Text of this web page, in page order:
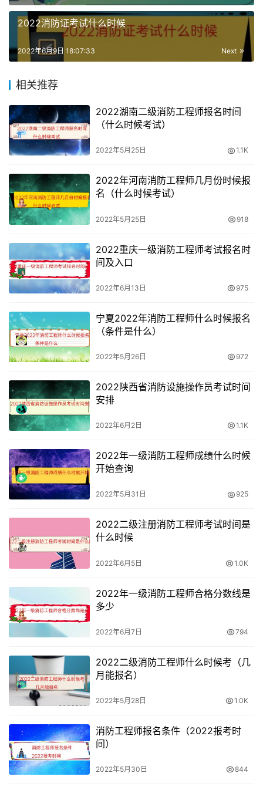
才能够进行施工，因此目前对于手上有注册消防工程师的人
员而言，无疑不仅能是在专业技术上有非常不错的表现，而
且在公司待遇以及岗位的级别上也是更不错的。
据公安部有关较新资讯显示，在未来的三到五年的时间里
业人员与市场需求相差比较远，前景也是不错的。
二级消防工程师可以从事的工作有除100米（含）以上公共
灾高危单位消防安全评估；除250米（含）以上高层公共建
筑、大型的危险化学品单位外的消防安全管理。
2022消防证考试什么时候
Next
2022年6月9日 18:07:33
相关推荐
2022湖南二级消防工程师报名时间
（什么时候考试）
2022年5月25日 1.1K
2022年河南消防工程师几月份时候报
名（什么时候考试）
2022年5月25日 918
2022重庆一级消防工程师考试报名时
间及入口
2022年6月13日 975
宁夏2022年消防工程师什么时候报名
（条件是什么）
2022年5月26日 972
2022陕西省消防设施操作员考试时间
安排
2022年6月2日 1.1K
2022年一级消防工程师成绩什么时候
开始查询
2022年5月31日 925
2022二级注册消防工程师考试时间是
什么时候
2022年6月5日 1.0K
2022年一级消防工程师合格分数线是
多少
2022年6月7日 794
2022二级消防工程师什么时候考（几
月能报名）
2022年5月28日 1.0K
消防工程师报名条件（2022报考时
间）
2022年5月30日 844